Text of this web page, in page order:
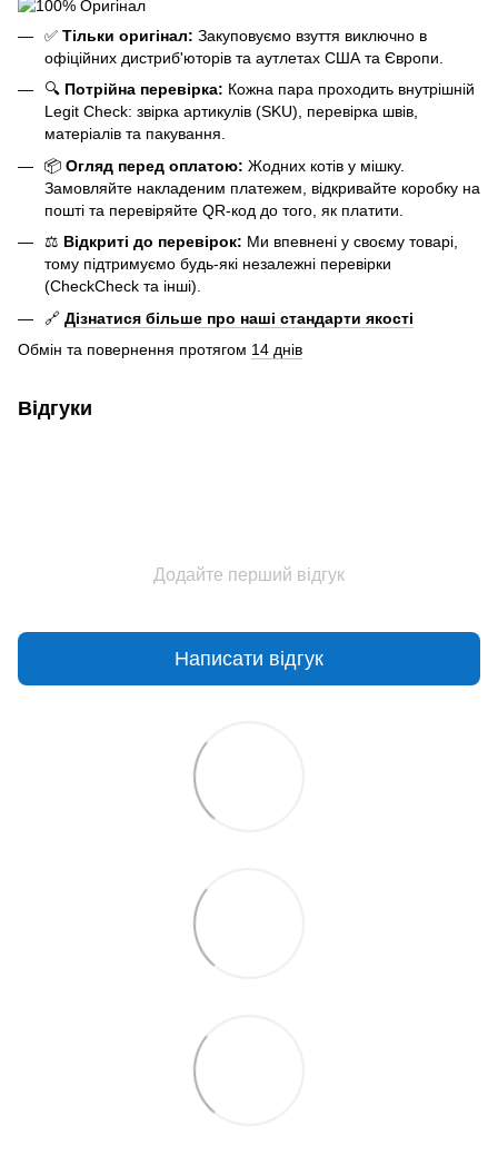
✅ Тільки оригінал: Закуповуємо взуття виключно в
офіційних дистриб'юторів та аутлетах США та Європи.
🔍 Потрійна перевірка: Кожна пара проходить внутрішній
Legit Check: звірка артикулів (SKU), перевірка швів,
матеріалів та пакування.
📦 Огляд перед оплатою: Жодних котів у мішку.
Замовляйте накладеним платежем, відкривайте коробку на
пошті та перевіряйте QR-код до того, як платити.
⚖️ Відкриті до перевірок: Ми впевнені у своєму товарі,
тому підтримуємо будь-які незалежні перевірки
(CheckCheck та інші).
🔗 Дізнатися більше про наші стандарти якості
Обмін та повернення протягом 14 днів
Відгуки
Додайте перший відгук
Написати відгук